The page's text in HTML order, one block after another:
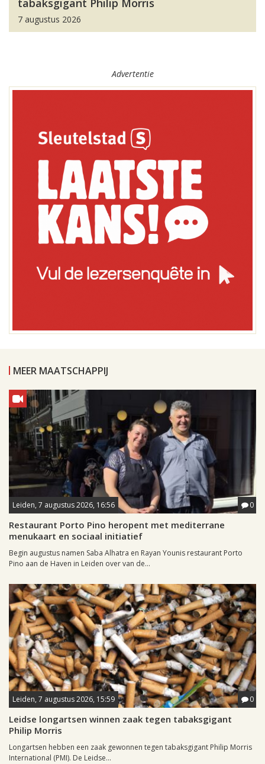
tabaksgigant Philip Morris
7 augustus 2026
Advertentie
MEER MAATSCHAPPIJ
Leiden, 7 augustus 2026, 16:56 0
Restaurant Porto Pino heropent met mediterrane
menukaart en sociaal initiatief
Begin augustus namen Saba Alhatra en Rayan Younis restaurant Porto
Pino aan de Haven in Leiden over van de...
Leiden, 7 augustus 2026, 15:59 0
Leidse longartsen winnen zaak tegen tabaksgigant
Philip Morris
Longartsen hebben een zaak gewonnen tegen tabaksgigant Philip Morris
International (PMI). De Leidse...